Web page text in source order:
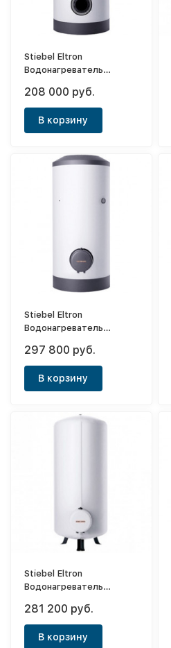
Stiebel Eltron
Водонагреватель
SB 302 S
208 000 руб.
В корзину
Stiebel Eltron
Водонагреватель
SHW 200 S
297 800 руб.
В корзину
Stiebel Eltron
Водонагреватель
SHW 200 ACE
281 200 руб.
В корзину